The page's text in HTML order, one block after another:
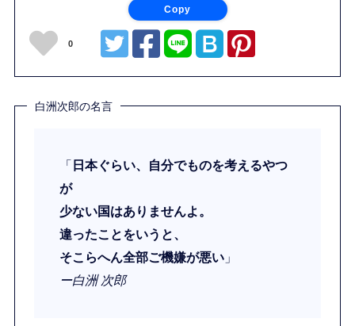
Copy
0
白洲次郎の名言
「 日本ぐらい、自分でものを考えるやつ
が
少ない国はありませんよ。
違ったことをいうと、
そこらへん全部ご機嫌が悪い 」
ー白洲 次郎